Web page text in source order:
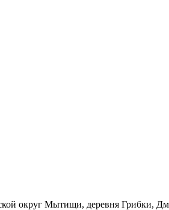
округ Мытищи, деревня Грибки,